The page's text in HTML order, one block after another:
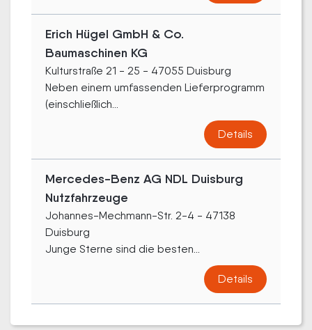
Erich Hügel GmbH & Co.
Baumaschinen KG
Kulturstraße 21 - 25 - 47055 Duisburg
Neben einem umfassenden Lieferprogramm
(einschließlich...
Details
Mercedes-Benz AG NDL Duisburg
Nutzfahrzeuge
Johannes-Mechmann-Str. 2-4 - 47138
Duisburg
Junge Sterne sind die besten...
Details